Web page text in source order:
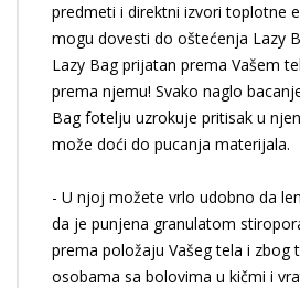
predmeti i direktni izvori toplotne
mogu dovesti do oštećenja Lazy
Lazy Bag prijatan prema Vašem
prema njemu! Svako naglo
Bag fotelju uzrokuje pritisak u
može doći do pucanja materijala.
- U njoj možete vrlo udobno da
da je punjena granulatom
prema položaju Vašeg tela i zbog
osobama sa bolovima u kičmi i